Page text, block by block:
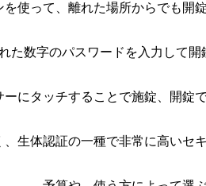
使って、離れた場所からでも開
た数字のパスワードを入力して開
にタッチすることで施錠、開錠
生体認証の一種で非常に高いセ